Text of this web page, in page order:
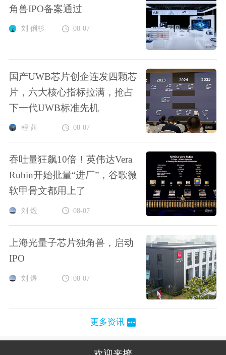
角兽IPO备案通过
刘 俐杉 08-07
国产UWB芯片创企连发四颗芯
片，六大核心指标拉满，抢占
下一代UWB标准先机
程 茜 08-07
吞吐量狂飙10倍！英伟达Vera
Rubin开始批量“进厂”，谷歌微
软甲骨文都用上了
刘 煜 08-07
上海光量子芯片独角兽，启动
IPO
刘 煜 08-07
更多资讯